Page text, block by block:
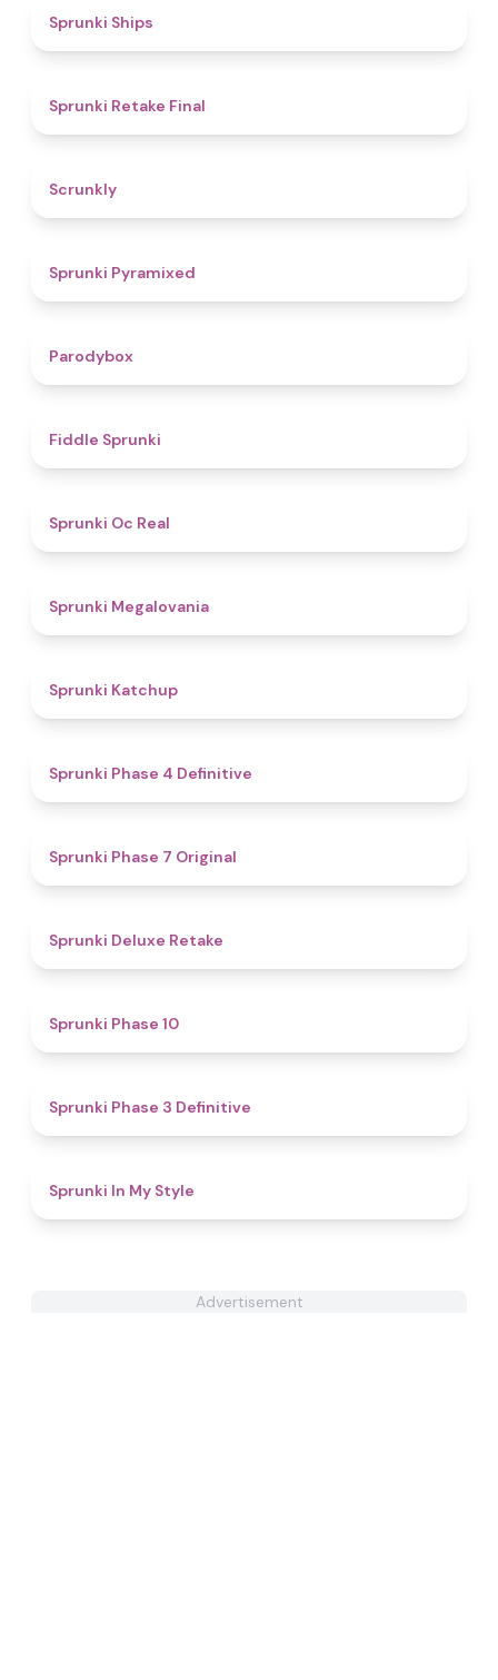
Sprunki Ships
Sprunki Retake Final
Scrunkly
Sprunki Pyramixed
Parodybox
Fiddle Sprunki
Sprunki Oc Real
Sprunki Megalovania
Sprunki Katchup
Sprunki Phase 4 Definitive
Sprunki Phase 7 Original
Sprunki Deluxe Retake
Sprunki Phase 10
Sprunki Phase 3 Definitive
Sprunki In My Style
Advertisement